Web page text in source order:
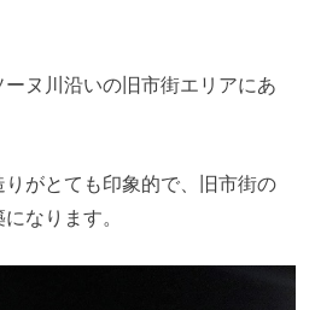
ーヌ川沿いの旧市街エリアにあ
りがとても印象的で、旧市街の
なります。